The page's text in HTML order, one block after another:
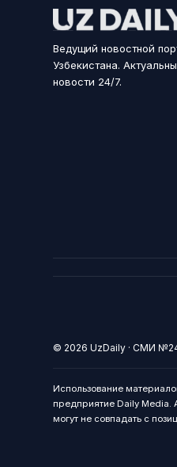
Ведущий новостной
Узбекистана.
новости 24/7.
© 2026 UzDaily · СМИ
Использование
предприятие Daily Media.
могут не совпадать с